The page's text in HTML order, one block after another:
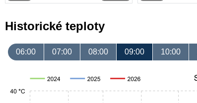
Historické teploty
06:00 07:00 08:00 09:00 10:00